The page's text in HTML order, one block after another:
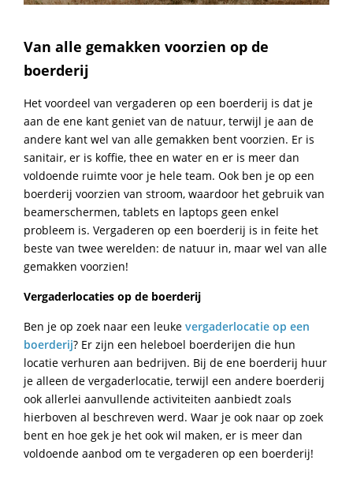
Van alle gemakken voorzien op de
boerderij
Het voordeel van vergaderen op een boerderij is dat je
aan de ene kant geniet van de natuur, terwijl je aan de
andere kant wel van alle gemakken bent voorzien. Er is
sanitair, er is koffie, thee en water en er is meer dan
voldoende ruimte voor je hele team. Ook ben je op een
boerderij voorzien van stroom, waardoor het gebruik van
beamerschermen, tablets en laptops geen enkel
probleem is. Vergaderen op een boerderij is in feite het
beste van twee werelden: de natuur in, maar wel van alle
gemakken voorzien!
Vergaderlocaties op de boerderij
Ben je op zoek naar een leuke vergaderlocatie op een
boerderij? Er zijn een heleboel boerderijen die hun
locatie verhuren aan bedrijven. Bij de ene boerderij huur
je alleen de vergaderlocatie, terwijl een andere boerderij
ook allerlei aanvullende activiteiten aanbiedt zoals
hierboven al beschreven werd. Waar je ook naar op zoek
bent en hoe gek je het ook wil maken, er is meer dan
voldoende aanbod om te vergaderen op een boerderij!